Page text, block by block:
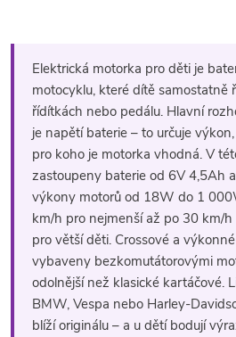
Elektrická motorka pro děti je
motocyklu, které dítě samostatně
řídítkách nebo pedálu. Hlavní
je napětí baterie – to určuje
pro koho je motorka vhodná. V
zastoupeny baterie od 6V 4,5Ah
výkony motorů od 18W do 1
km/h pro nejmenší až po 30 km/
pro větší děti. Crossové a
vybaveny bezkomutátorovými
odolnější než klasické kartáčové.
BMW, Vespa nebo Harley-
blíží originálu – a u dětí bodují